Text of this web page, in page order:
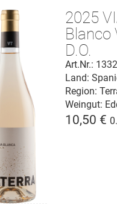
2025
Blanco
D.O.
Art.Nr.:
Region:
Land:
Weingut:
10,50 €